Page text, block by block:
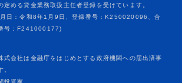
定める貸金業務取扱主任者登録を受けています。
日：令和8年1月9日、登録番号：K250020096、合
号：F241000177)
式会社は金融庁をはじめとする政府機関への届出済事
。
投資家